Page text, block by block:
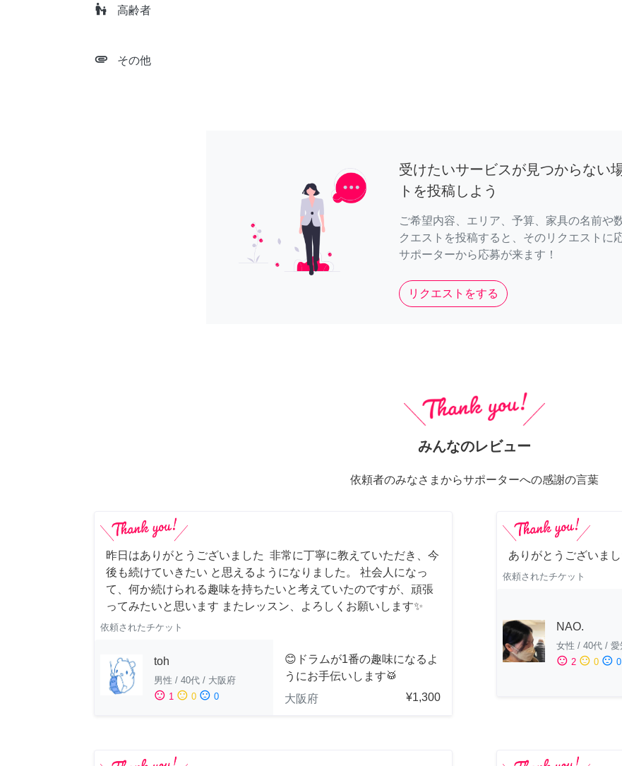
escalator_warning 高齢者
attachment その他
受けたいサービスが見つからない
トを投稿しよう
ご希望内容、エリア、予算、家具の名前や
クエストを投稿すると、そのリクエストに
サポーターから応募が来ます！
リクエストをする
みんなのレビュー
依頼者のみなさまからサポーターへの感謝の言葉
昨日はありがとうございました 非常に丁寧に教えていただき、今
後も続けていきたい と思えるようになりました。 社会人になっ
て、何か続けられる趣味を持ちたいと考えていたのですが、頑張
ってみたいと思います またレッスン、よろしくお願いします✨
依頼されたチケット
toh
男性 / 40代 / 大阪府
sentiment_satisfied 1 sentiment_neutral 0 sentiment_dissatisfied 0
😊ドラムが1番の趣味になるよ
うにお手伝いします🥁
大阪府
¥1,300
ありがとうございま
依頼されたチケット
NAO.
女性 / 40代 / 愛
sentiment_satisfied 2 sentiment_neutral 0 sentiment_dissatisfied 0